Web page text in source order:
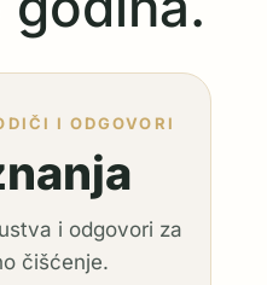
I ODGOVORI
i odgovori za
čišćenje.